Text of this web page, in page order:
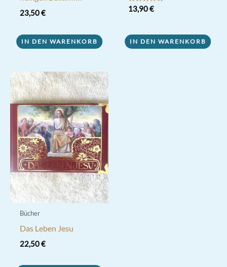
23,50€
IN DEN WARENKORB
Bewertet mit
5.00
13,90€
IN DEN WARENKORB
Bücher
Das Leben Jesu
22,50€